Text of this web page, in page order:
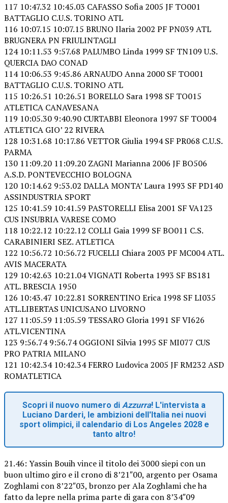
117 10:47.32 10:45.03 CAFASSO Sofia 2005 JF TO001
BATTAGLIO C.U.S. TORINO ATL
116 10:07.15 10:07.15 BRUNO Ilaria 2002 PF PN039 ATL
BRUGNERA PN FRIULINTAGLI
124 10:11.53 9:57.68 PALUMBO Linda 1999 SF TN109 U.S.
QUERCIA DAO CONAD
114 10:06.53 9:45.86 ARNAUDO Anna 2000 SF TO001
BATTAGLIO C.U.S. TORINO ATL
115 10:26.51 10:26.51 BORELLO Sara 1998 SF TO015
ATLETICA CANAVESANA
119 10:05.30 9:40.90 CURTABBI Eleonora 1997 SF TO004
ATLETICA GIO’ 22 RIVERA
128 10:31.68 10:17.86 VETTOR Giulia 1994 SF PR068 C.U.S.
PARMA
130 11:09.20 11:09.20 ZAGNI Marianna 2006 JF BO506
A.S.D. PONTEVECCHIO BOLOGNA
120 10:14.62 9:53.02 DALLA MONTA’ Laura 1993 SF PD140
ASSINDUSTRIA SPORT
125 10:41.59 10:41.59 PASTORELLI Elisa 2001 SF VA123
CUS INSUBRIA VARESE COMO
118 10:22.12 10:22.12 COLLI Gaia 1999 SF BO011 C.S.
CARABINIERI SEZ. ATLETICA
122 10:56.72 10:56.72 FUCELLI Chiara 2003 PF MC004 ATL.
AVIS MACERATA
129 10:42.63 10:21.04 VIGNATI Roberta 1993 SF BS181
ATL. BRESCIA 1950
126 10:43.47 10:22.81 SORRENTINO Erica 1998 SF LI035
ATL.LIBERTAS UNICUSANO LIVORNO
127 11:05.59 11:05.59 TESSARO Gloria 1991 SF VI626
ATL.VICENTINA
123 9:56.74 9:56.74 OGGIONI Silvia 1995 SF MI077 CUS
PRO PATRIA MILANO
121 10:42.34 10:42.34 FERRO Ludovica 2005 JF RM232 ASD
ROMATLETICA
Scopri il nuovo numero di Azzurra! L'intervista a
Luciano Darderi, le ambizioni dell'Italia nei nuovi
sport olimpici, il calendario di Los Angeles 2028 e
tanto altro!
21.46: Yassin Bouih vince il titolo dei 3000 siepi con un
buon ultimo giro e il crono di 8’21″00, argento per Osama
Zoghlami con 8’22″03, bronzo per Ala Zoghlami che ha
fatto da lepre nella prima parte di gara con 8’34″09